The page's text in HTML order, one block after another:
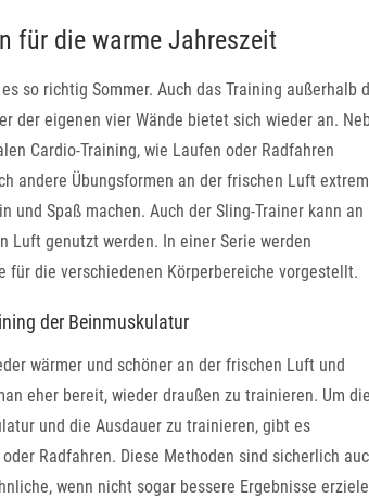
für die warme Jahreszeit
so richtig Sommer. Auch das Training außerhalb
der eigenen vier Wände bietet sich wieder an.
Cardio-Training, wie Laufen oder Radfahren
andere Übungsformen an der frischen Luft extrem
und Spaß machen. Auch der Sling-Trainer kann an
Luft genutzt werden. In einer Serie werden
für die verschiedenen Körperbereiche vorgestellt.
der Beinmuskulatur
wärmer und schöner an der frischen Luft und
eher bereit, wieder draußen zu trainieren. Um die
und die Ausdauer zu trainieren, gibt es
Radfahren. Diese Methoden sind sicherlich
wenn nicht sogar bessere Ergebnisse